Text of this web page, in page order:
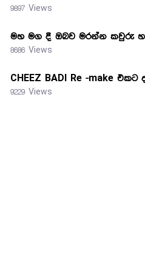
9897 Views
මහ මග දී ඔබව මරන්න කවුරු
8686 Views
CHEEZ BADI Re -make
9229 Views